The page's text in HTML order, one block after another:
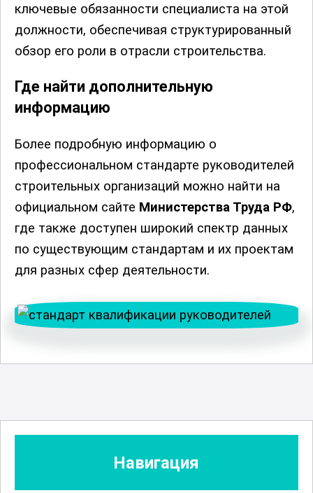
ключевые обязанности специалиста на этой
должности, обеспечивая структурированный
обзор его роли в отрасли строительства.
Где найти дополнительную
информацию
Более подробную информацию о
профессиональном стандарте руководителей
строительных организаций можно найти на
официальном сайте Министерства Труда РФ,
где также доступен широкий спектр данных
по существующим стандартам и их проектам
для разных сфер деятельности.
Навигация